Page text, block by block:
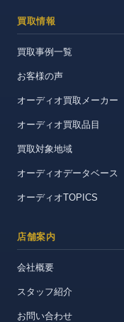
買取情報
買取事例一覧
お客様の声
オーディオ買取メーカー
オーディオ買取品目
買取対象地域
オーディオデータベース
オーディオTOPICS
店舗案内
会社概要
スタッフ紹介
お問い合わせ